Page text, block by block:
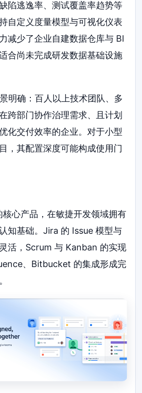
陷逃逸率、测试覆盖率趋势等
自定义度量模型与可视化仪表
减少了企业自建数据仓库与 BI
合尚未完成研发数据基础设施
明确：百人以上技术团队、多
跨部门协作治理需求、且计划
化交付效率的企业。对于小型
，其配置深度可能构成使用门
心产品，在敏捷开发领域拥有
知基础。Jira 的 Issue 模型与
活，Scrum 与 Kanban 的实现
、Bitbucket 的集成形成完